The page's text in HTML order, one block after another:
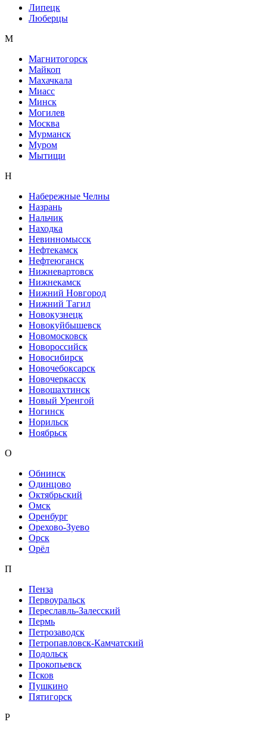
Липецк
Люберцы
М
Магнитогорск
Майкоп
Махачкала
Миасс
Минск
Могилев
Москва
Мурманск
Муром
Мытищи
Н
Набережные Челны
Назрань
Нальчик
Находка
Невинномысск
Нефтекамск
Нефтеюганск
Нижневартовск
Нижнекамск
Нижний Новгород
Нижний Тагил
Новокузнецк
Новокуйбышевск
Новомосковск
Новороссийск
Новосибирск
Новочебоксарск
Новочеркасск
Новошахтинск
Новый Уренгой
Ногинск
Норильск
Ноябрьск
О
Обнинск
Одинцово
Октябрьский
Омск
Оренбург
Орехово-Зуево
Орск
Орёл
П
Пенза
Первоуральск
Переславль-Залесский
Пермь
Петрозаводск
Петропавловск-Камчатский
Подольск
Прокопьевск
Псков
Пушкино
Пятигорск
Р